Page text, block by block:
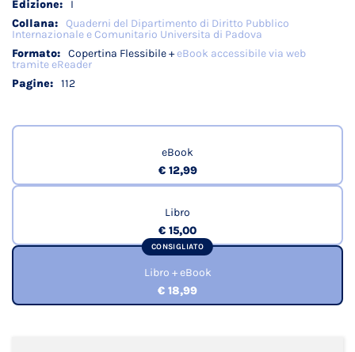
I
Quaderni del Dipartimento di Diritto Pubblico
Internazionale e Comunitario Universita di Padova
Copertina Flessibile +eBook accessibile via web
tramite eReader
112
eBook
€ 12,99
Libro
€ 15,00
CONSIGLIATO
Libro + eBook
€ 18,99